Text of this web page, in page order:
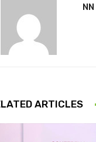
ARTICLES